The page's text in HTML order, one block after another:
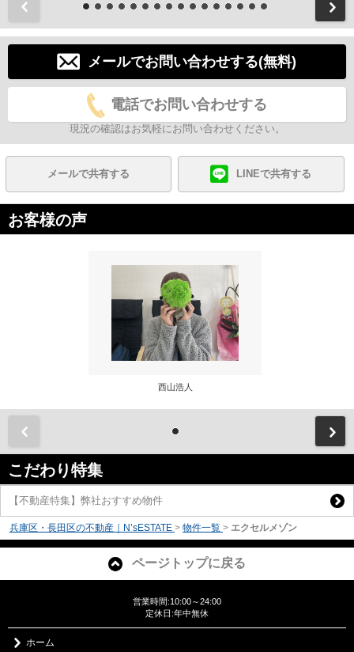
メールでお問い合わせする(無料)
電話でお問い合わせする
現況の確認はお気軽にお問い合わせください。
メールで共有する LINEで共有する
お客様の声
西山浩人
こだわり特集
【不動産特集】弊社おすすめ物件
兵庫区・長田区の不動産｜N’sESTATE > 物件一覧 > エクセルメゾン
ページトップに戻る
営業時間:10:00～24:00
定休日:年中無休
ホーム